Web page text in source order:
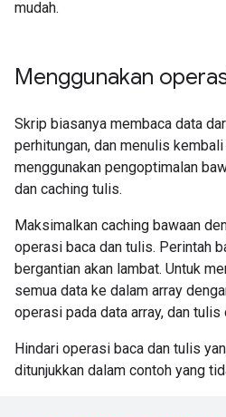
mudah.
Menggunakan
Skrip biasanya membaca data
perhitungan, dan menulis
menggunakan pengoptimalan
dan caching tulis.
Maksimalkan caching bawaan
operasi baca dan tulis. Perintah
bergantian akan lambat. Untuk
semua data ke dalam array
operasi pada data array, dan
Hindari operasi baca dan tulis
ditunjukkan dalam contoh yang